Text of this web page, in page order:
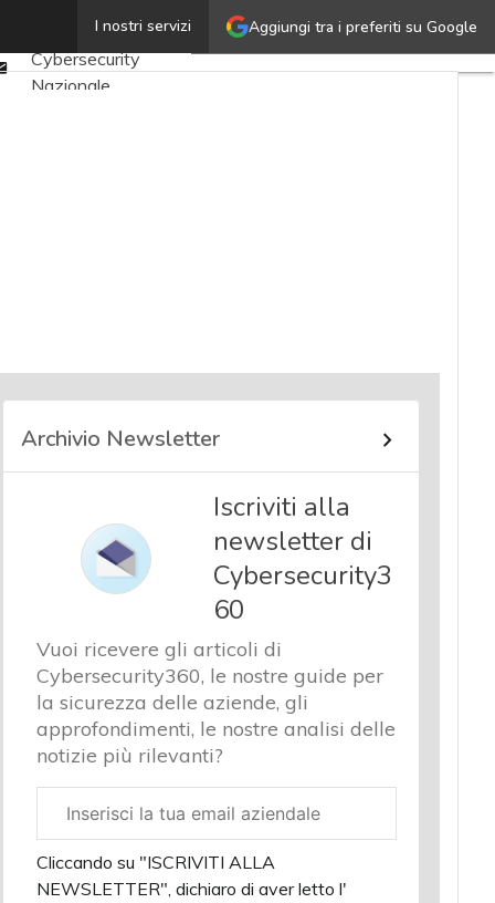
Aggiungi tra i preferiti su Google
I nostri servizi
Email
Ultimi articoli
Cybersecurity
Nazionale
Corsi cybersecurity
Chi siamo
Archivio Newsletter
Iscriviti alla
newsletter di
Cybersecurity3
60
Vuoi ricevere gli articoli di
Cybersecurity360, le nostre guide per
la sicurezza delle aziende, gli
approfondimenti, le nostre analisi delle
notizie più rilevanti?
aziendale
Cliccando su "ISCRIVITI ALLA
NEWSLETTER", dichiaro di aver letto l'